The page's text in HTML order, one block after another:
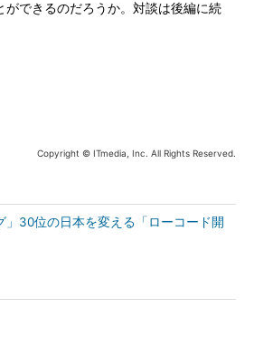
ができるのだろうか。対談は後編に続
Copyright © ITmedia, Inc. All Rights Reserved.
」30位の日本を変える「ローコード開